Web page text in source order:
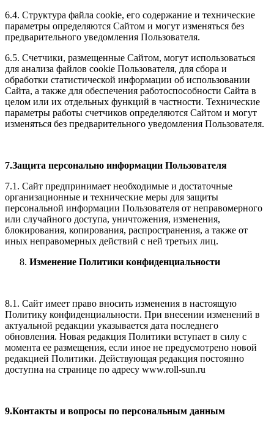
6.4. Структура файла cookie, его содержание и технические
параметры определяются Сайтом и могут изменяться без
предварительного уведомления Пользователя.
6.5. Счетчики, размещенные Сайтом, могут использоваться
для анализа файлов cookie Пользователя, для сбора и
обработки статистической информации об использовании
Сайта, а также для обеспечения работоспособности Сайта в
целом или их отдельных функций в частности. Технические
параметры работы счетчиков определяются Сайтом и могут
изменяться без предварительного уведомления Пользователя.
7.Защита персонально информации Пользователя
7.1. Сайт предпринимает необходимые и достаточные
организационные и технические меры для защиты
персональной информации Пользователя от неправомерного
или случайного доступа, уничтожения, изменения,
блокирования, копирования, распространения, а также от
иных неправомерных действий с ней третьих лиц.
Изменение Политики конфиденциальности
8.1. Сайт имеет право вносить изменения в настоящую
Политику конфиденциальности. При внесении изменений в
актуальной редакции указывается дата последнего
обновления. Новая редакция Политики вступает в силу с
момента ее размещения, если иное не предусмотрено новой
редакцией Политики. Действующая редакция постоянно
доступна на странице по адресу www.roll-sun.ru
9.Контакты и вопросы по персональным данным